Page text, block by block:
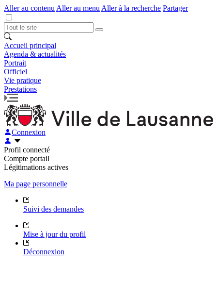
Aller au contenu Aller au menu Aller à la recherche Partager
Accueil principal
Agenda & actualités
Portrait
Officiel
Vie pratique
Prestations
Connexion
Profil connecté
Compte portail
Légitimations actives
Ma page personnelle
Suivi des demandes
Mise à jour du profil
Déconnexion